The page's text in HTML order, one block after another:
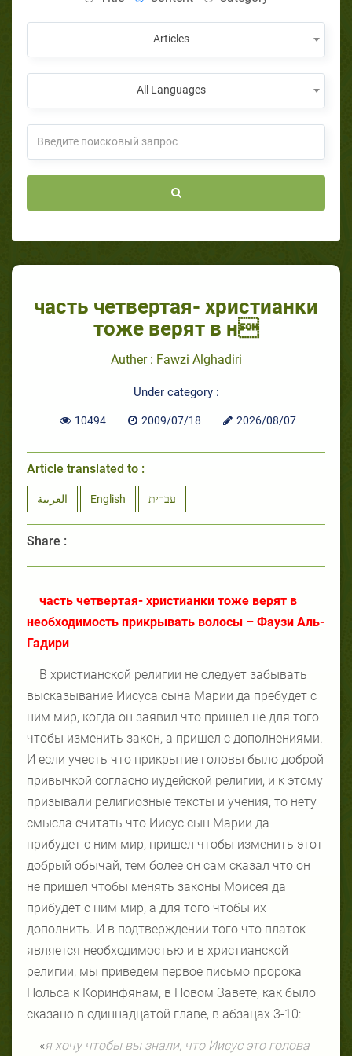
Articles
All Languages
часть четвертая- христианки
тоже верят в н
Auther : Fawzi Alghadiri
Under category :
10494 2009/07/18 2026/08/07
Article translated to :
العربية English עברית
Share :
часть четвертая- христианки тоже верят в
необходимость прикрывать волосы – Фаузи Аль-
Гадири
В христианской религии не следует забывать
высказывание Иисуса сына Марии да пребудет с
ним мир, когда он заявил что пришел не для того
чтобы изменить закон, а пришел с дополнениями.
И если учесть что прикрытие головы было доброй
привычкой согласно иудейской религии, и к этому
призывали религиозные тексты и учения, то нету
смысла считать что Иисус сын Марии да
прибудет с ним мир, пришел чтобы изменить этот
добрый обычай, тем более он сам сказал что он
не пришел чтобы менять законы Моисея да
прибудет с ним мир, а для того чтобы их
дополнить. И в подтверждении того что платок
является необходимостью и в христианской
религии, мы приведем первое письмо пророка
Польса к Коринфянам, в Новом Завете, как было
сказано в одиннадцатой главе, в абзацах 3-10:
«я хочу чтобы вы знали, что Иисус это голова